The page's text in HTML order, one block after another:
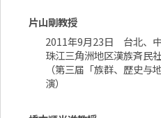
片山剛教授
2011年9月23日 台北、
珠江三角洲地区漢族斉民
（第三届「族群、歴史
演）